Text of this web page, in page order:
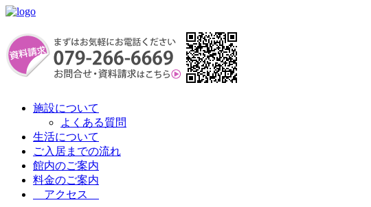
施設について
よくある質問
生活について
ご入居までの流れ
館内のご案内
料金のご案内
アクセス